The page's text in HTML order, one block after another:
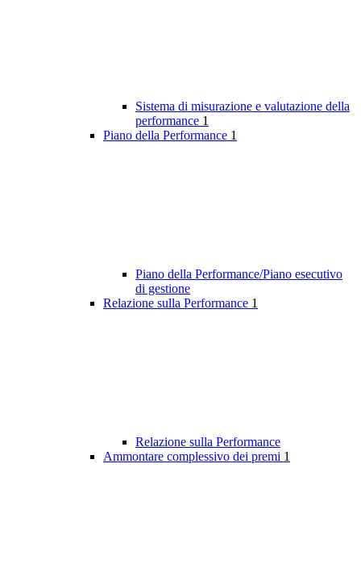
Sistema di misurazione e valutazione della
performance 1
Piano della Performance 1
Piano della Performance/Piano esecutivo
di gestione
Relazione sulla Performance 1
Relazione sulla Performance
Ammontare complessivo dei premi 1